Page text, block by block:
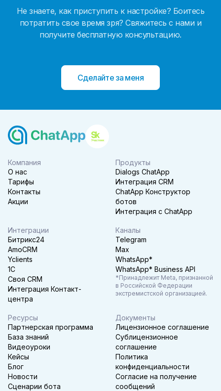
Не знаете, как приступить к настройке? Боитесь
потратить свое время зря? Свяжитесь с нами и
получите бесплатную консультацию.
Сделайте за меня
Компания
О нас
Тарифы
Контакты
Акции
Продукты
Dialogs ChatApp
Интеграция CRM
ChatApp Конструктор
ботов
Интеграция с ChatApp
Интеграции
Битрикс24
AmoCRM
Yclients
1C
Своя CRM
Интеграция Контакт-
центра
Каналы
Telegram
Max
WhatsApp*
WhatsApp* Business API
*Принадлежит Meta, признанной
в Российской Федерации
экстремистской организацией.
Ресурсы
Партнерская программа
База знаний
Видеоуроки
Кейсы
Блог
Новости
Сценарии бота
Документы
Лицензионное соглашение
Сублицензионное
соглашение
Политика
конфиденциальности
Согласие на получение
сообщений